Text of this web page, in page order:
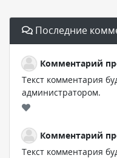
Последние
Комментарий
Текст комментария
администратором.
Комментарий
Текст комментария